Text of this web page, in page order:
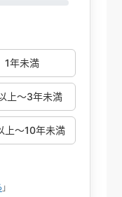
1年未満
上～3年未満
上～10年未満
」